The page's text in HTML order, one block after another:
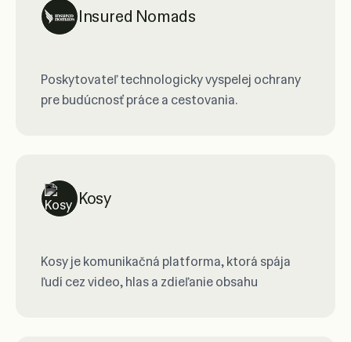
Insured Nomads
Poskytovateľ technologicky vyspelej ochrany
pre budúcnosť práce a cestovania.
Kosy
Kosy je komunikačná platforma, ktorá spája
ľudí cez video, hlas a zdieľanie obsahu